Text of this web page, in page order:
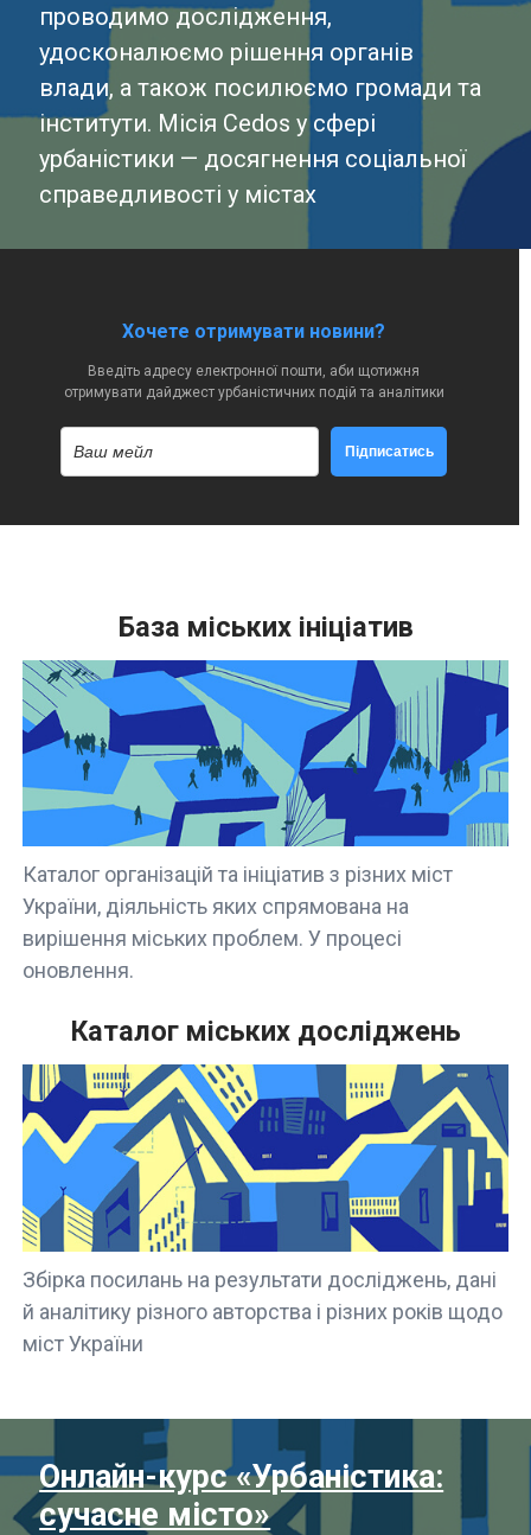
проводимо дослідження,
удосконалюємо рішення органів
влади, а також посилюємо громади та
інститути. Місія Cedos у сфері
урбаністики — досягнення соціальної
справедливості у містах
Хочете отримувати новини?
Введіть адресу електронної пошти, аби щотижня
отримувати дайджест урбаністичних подій та аналітики
Підписатись
База міських ініціатив
Каталог організацій та ініціатив з різних міст
України, діяльність яких спрямована на
вирішення міських проблем. У процесі
оновлення.
Каталог міських досліджень
Збірка посилань на результати досліджень, дані
й аналітику різного авторства і різних років щодо
міст України
Онлайн-курс «Урбаністика:
сучасне місто»